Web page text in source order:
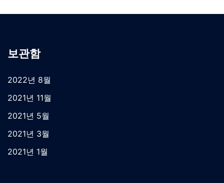
보관함
2022년 8월
2021년 11월
2021년 5월
2021년 3월
2021년 1월